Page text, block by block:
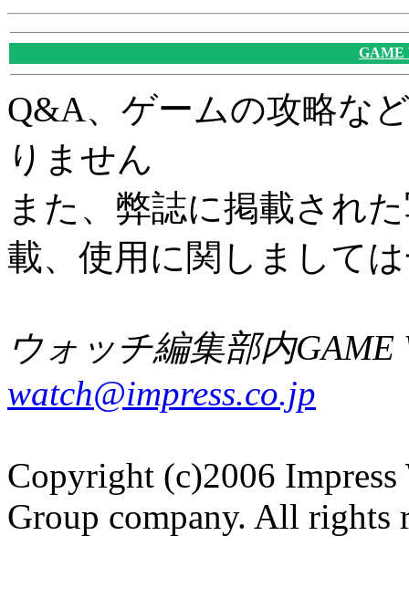
GAME
Q&A、ゲームの攻略な
りません
また、弊誌に掲載され
載、使用に関しまして
ウォッチ編集部内GAME
watch@impress.co.jp
Copyright (c)2006 Impress
Group company. All rights